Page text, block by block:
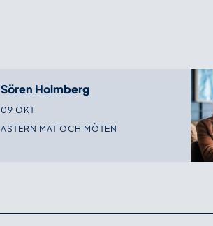
Sören Holmberg
09 OKT
ASTERN MAT OCH MÖTEN